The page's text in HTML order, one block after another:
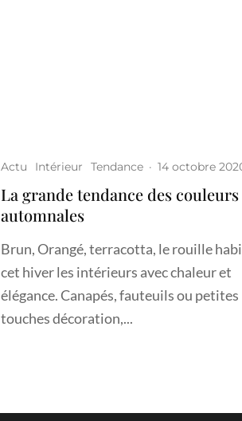
Actu Intérieur Tendance · 14 octobre
La grande tendance des couleurs
automnales
Brun, Orangé, terracotta, le rouille
cet hiver les intérieurs avec chaleur et
élégance. Canapés, fauteuils ou petites
touches décoration,...